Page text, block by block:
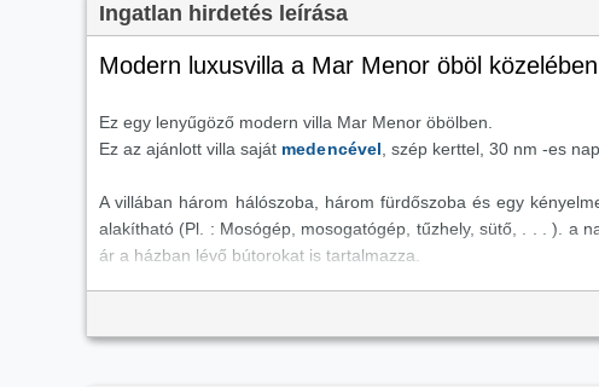
Ingatlan hirdetés leírása
Modern luxusvilla a Mar Menor öböl közelében
Ez egy lenyűgöző modern villa Mar Menor öbölben.
Ez az ajánlott villa saját medencével , szép kerttel, 30 nm -es
A villában három hálószoba, három fürdőszoba és egy
alakítható (Pl. : Mosógép, mosogatógép, tűzhely, sütő, . . . ). a
ár a házban lévő bútorokat is tartalmazza.
Minden fontos szolgáltatás - éttermek, bevásárlóközpontok,
elérhető autóval.